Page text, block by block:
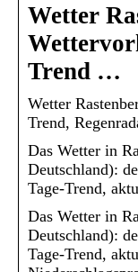
Wetter
Trend …
Wetter
Trend,
Das Wetter in
Deutschland):
Tage-Trend,
Das Wetter in
Deutschland):
Tage-Trend,